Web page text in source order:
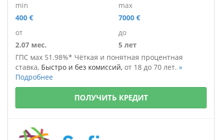
min
400 €
max
7000 €
от
2.07 мес.
до
5 лет
ГПС мах 51.98%* Чёткая и понятная процентная
ставка, Быстро и без комиссий, от 18 до 70 лет. »
Подробнее
ПОЛУЧИТЬ КРЕДИТ